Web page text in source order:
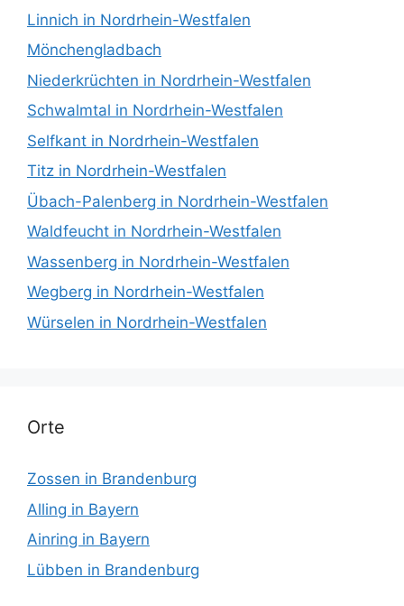
Linnich in Nordrhein-Westfalen
Mönchengladbach
Niederkrüchten in Nordrhein-Westfalen
Schwalmtal in Nordrhein-Westfalen
Selfkant in Nordrhein-Westfalen
Titz in Nordrhein-Westfalen
Übach-Palenberg in Nordrhein-Westfalen
Waldfeucht in Nordrhein-Westfalen
Wassenberg in Nordrhein-Westfalen
Wegberg in Nordrhein-Westfalen
Würselen in Nordrhein-Westfalen
Orte
Zossen in Brandenburg
Alling in Bayern
Ainring in Bayern
Lübben in Brandenburg